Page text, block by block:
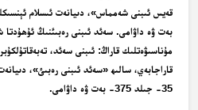
بەت ۋە داۋامى. سەئد ئىبنى رەبىئنىڭ ئۇھۇدتا
قاراجابەي، سالىھ «سەئد ئىبنى رەبىئ»،
35- جىلد 375- بەت ۋە داۋامى.